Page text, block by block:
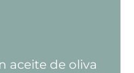
aceite de oliva